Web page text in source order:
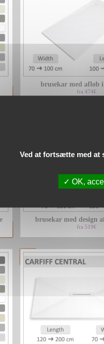
brusekar med aflob
fra 474€
brusekar med design
fra 519€
Ved at fortsætte med at
OK,